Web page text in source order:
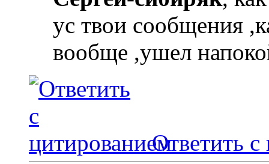
ус твои сообщения
вообще ,ушел
Ответить с